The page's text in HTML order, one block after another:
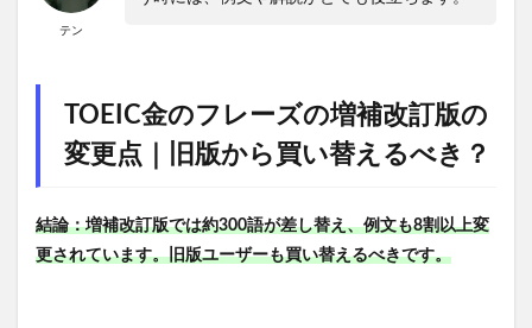
テン
TOEIC金のフレーズの増補改訂版の
変更点｜旧版から買い替えるべき？
結論：増補改訂版では約300語が差し替え、例文も8割以上変
更されています。旧版ユーザーも買い替えるべきです。